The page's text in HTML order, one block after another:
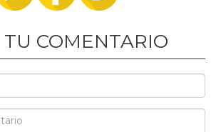
COMENTARIO